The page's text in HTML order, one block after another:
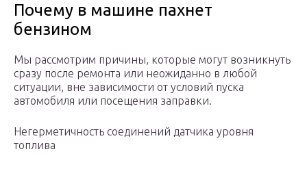
Почему в машине пахнет
бензином
Мы рассмотрим причины, которые могут возникнуть
сразу после ремонта или неожиданно в любой
ситуации, вне зависимости от условий пуска
автомобиля или посещения заправки.
Негерметичность соединений датчика уровня
топлива